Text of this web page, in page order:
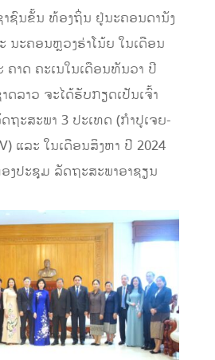
າຊົນຂັ້ນ ທ້ອງຖິ່ນ ຢູ່ນະຄອນດານັງ
ນະຄອນຫຼວງຮ່າໂນ້ຍ ໃນເດືອນ
າດ ຄະເນໃນເດືອນທັນວາ ປີ
ດລາວ ຈະໄດ້ຮັບກຽດເປັນເຈົ້າ
ຖະສະພາ 3 ປະເທດ (ກໍາປູເຈຍ-
ແລະ ໃນເດືອນສິງຫາ ປີ 2024
ງປະຊຸມ ລັດຖະສະພາອາຊຽນ